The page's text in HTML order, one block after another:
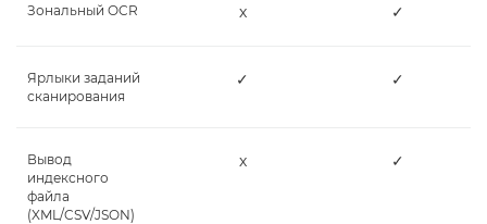
Зональный OCR х ✓
Ярлыки заданий
сканирования
✓ ✓
Вывод
индексного
файла
(XML/CSV/JSON)
х ✓